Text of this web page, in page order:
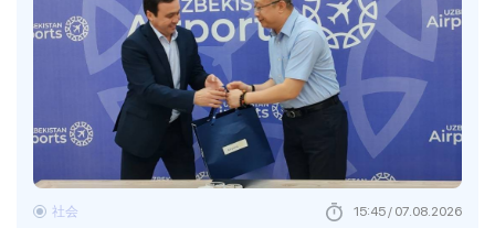
社会 15:45 / 07.08.2026